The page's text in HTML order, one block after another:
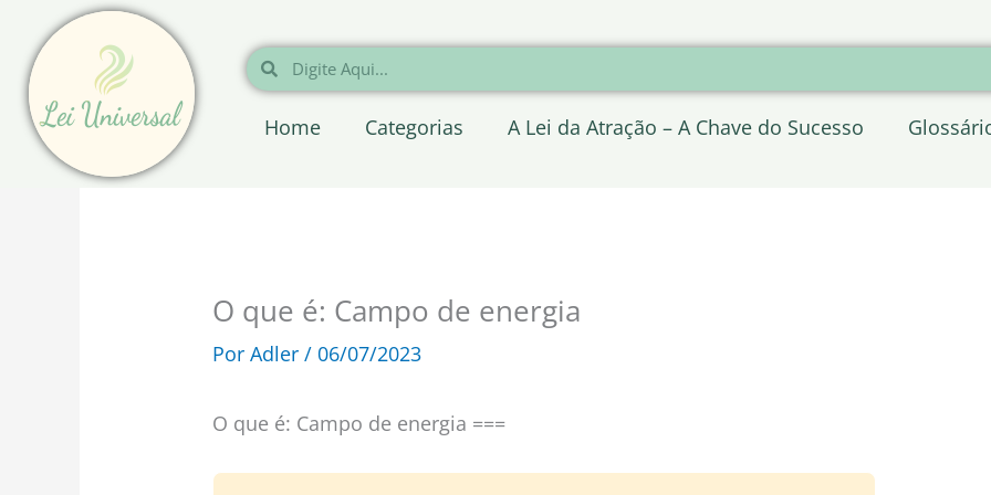
para
conteúdo
Pesquisar
Pesquisar
Home Categorias A Lei da Atração – A Chave do Sucesso
O que é: Campo de energia
PorAdler/ 06/07/2023
O que é: Campo de energia ===